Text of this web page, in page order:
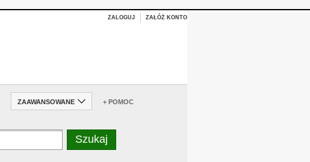
ZALOGUJ ZAŁÓŻ KONTO
ZAAWANSOWANE + POMOC